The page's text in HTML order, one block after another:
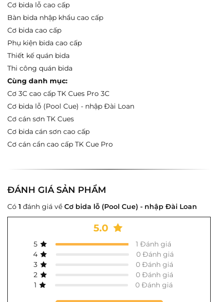
Cơ bida lỗ cao cấp
Bàn bida nhập khẩu cao cấp
Cơ bida cao cấp
Phụ kiện bida cao cấp
Thiết kế quán bida
Thi công quán bida
Cùng danh mục:
Cơ 3C cao cấp TK Cues Pro 3C
Cơ bida lỗ (Pool Cue) - nhập Đài Loan
Cơ cán sơn TK Cues
Cơ bida cán sơn cao cấp
Cơ cán cẩn cao cấp TK Cue Pro
Gửi ngay
ĐÁNH GIÁ SẢN PHẨM
Có 1 đánh giá về Cơ bida lỗ (Pool Cue) - nhập Đài Loan
5.0
5
1 Đánh giá
4
0 Đánh giá
3
0 Đánh giá
2
0 Đánh giá
1
0 Đánh giá